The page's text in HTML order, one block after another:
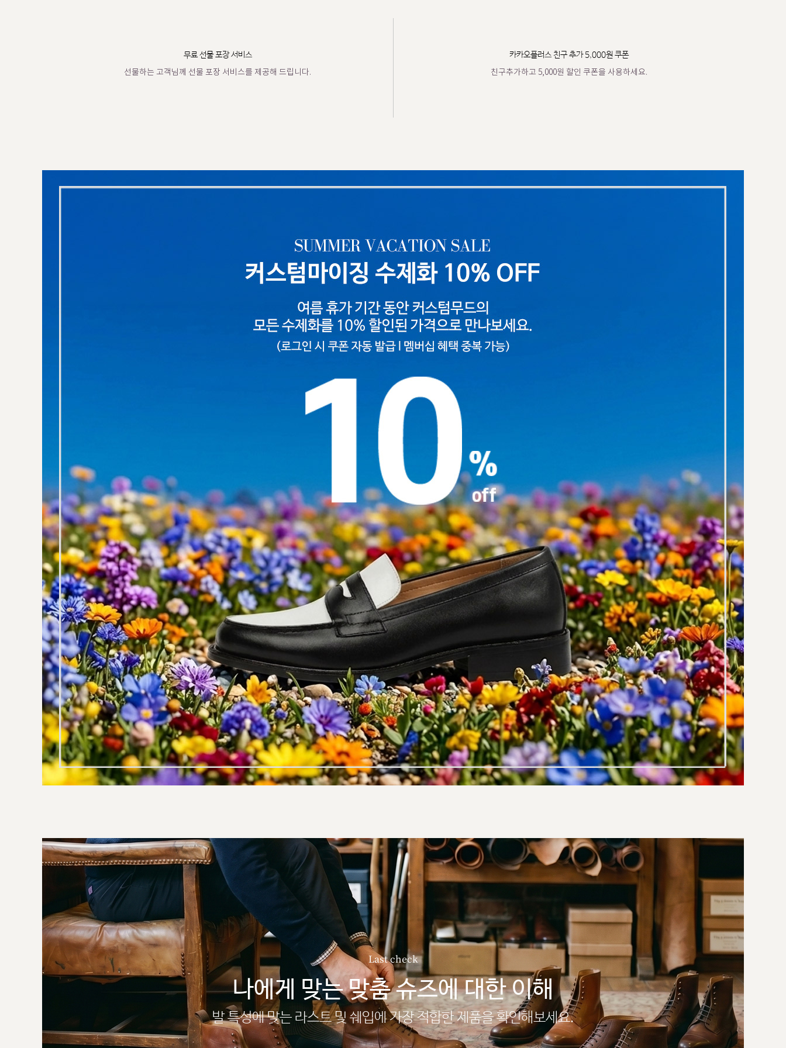
무료 선물 포장 서비스
선물하는 고객님께 선물 포장 서비스를 제공해 드립니다.
카카오플러스 친구 추가 5,000원 쿠폰
친구추가하고 5,000원 할인 쿠폰을 사용하세요.
Last check
나에게 맞는 맞춤 슈즈에 대한 이해
발 특성에 맞는 라스트 및 쉐입에 가장 적합한 제품을 확인해보세요.